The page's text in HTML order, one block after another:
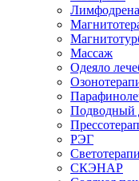
Массаж
Одеяло
Подводный
РЭГ
СКЭНАР